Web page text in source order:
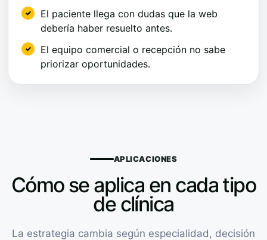
El paciente llega con dudas que la web
debería haber resuelto antes.
El equipo comercial o recepción no sabe
priorizar oportunidades.
APLICACIONES
Cómo se aplica en cada tipo
de clínica
La estrategia cambia según especialidad, decisión